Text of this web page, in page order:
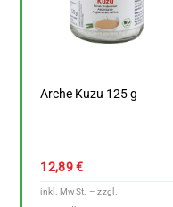
Arche Kuzu 125 g
12,89€